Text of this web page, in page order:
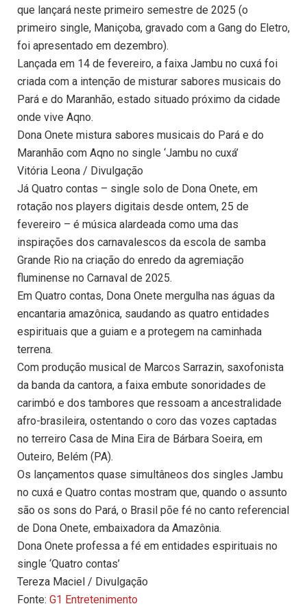
que lançará neste primeiro semestre de 2025 (o
primeiro single, Maniçoba, gravado com a Gang do Eletro,
foi apresentado em dezembro).
Lançada em 14 de fevereiro, a faixa Jambu no cuxá foi
criada com a intenção de misturar sabores musicais do
Pará e do Maranhão, estado situado próximo da cidade
onde vive Aqno.
Dona Onete mistura sabores musicais do Pará e do
Maranhão com Aqno no single ‘Jambu no cuxá’
Vitória Leona / Divulgação
Já Quatro contas – single solo de Dona Onete, em
rotação nos players digitais desde ontem, 25 de
fevereiro – é música alardeada como uma das
inspirações dos carnavalescos da escola de samba
Grande Rio na criação do enredo da agremiação
fluminense no Carnaval de 2025.
Em Quatro contas, Dona Onete mergulha nas águas da
encantaria amazônica, saudando as quatro entidades
espirituais que a guiam e a protegem na caminhada
terrena.
Com produção musical de Marcos Sarrazin, saxofonista
da banda da cantora, a faixa embute sonoridades de
carimbó e dos tambores que ressoam a ancestralidade
afro-brasileira, ostentando o coro das vozes captadas
no terreiro Casa de Mina Eira de Bárbara Soeira, em
Outeiro, Belém (PA).
Os lançamentos quase simultâneos dos singles Jambu
no cuxá e Quatro contas mostram que, quando o assunto
são os sons do Pará, o Brasil põe fé no canto referencial
de Dona Onete, embaixadora da Amazônia.
Dona Onete professa a fé em entidades espirituais no
single ‘Quatro contas’
Tereza Maciel / Divulgação
Fonte: G1 Entretenimento